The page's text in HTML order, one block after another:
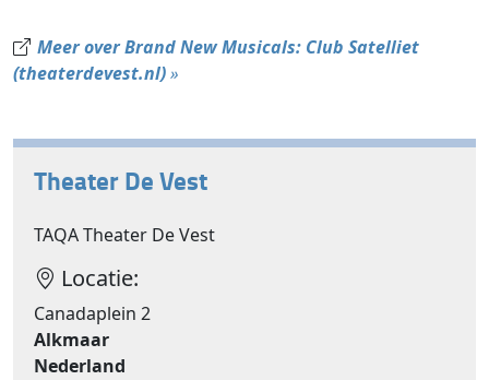
Meer over Brand New Musicals: Club Satelliet
(theaterdevest.nl)»
Theater De Vest
TAQA Theater De Vest
Locatie:
Canadaplein 2
Alkmaar
Nederland